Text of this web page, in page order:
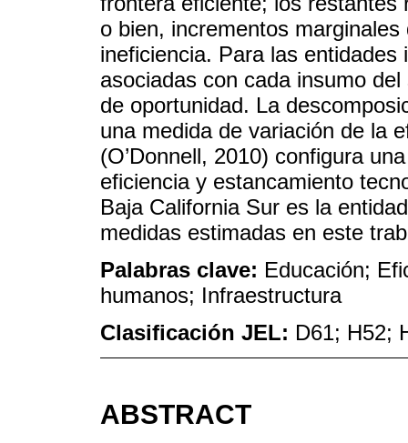
o bien, incrementos
ineficiencia. Para las
asociadas con cada insumo
de oportunidad. La
una medida de variación de la
(O’Donnell, 2010) configura
eficiencia y estancamiento
Baja California Sur es la
medidas estimadas en este
Palabras clave: Educación;
humanos; Infraestructura
Clasificación JEL: D61; H52;
ABSTRACT